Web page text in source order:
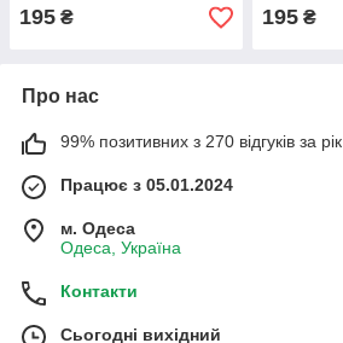
195 ₴ 195₴
Про нас
99% позитивних з 270 відгуків за рік
Працює з 05.01.2024
м. Одеса
Одеса, Україна
Контакти
Сьогодні вихідний